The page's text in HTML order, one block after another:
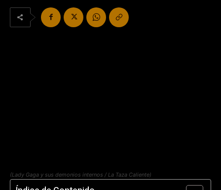
(Lady Gaga y sus demonios internos / La Taza Caliente)